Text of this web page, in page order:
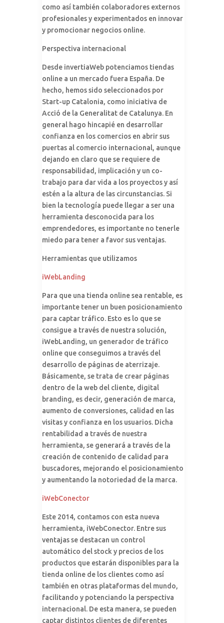
como así también colaboradores externos
profesionales y experimentados en innovar
y promocionar negocios online.
Perspectiva internacional
Desde invertiaWeb potenciamos tiendas
online a un mercado fuera España. De
hecho, hemos sido seleccionados por
Start-up Catalonia, como iniciativa de
Acció de la Generalitat de Catalunya. En
general hago hincapié en desarrollar
confianza en los comercios en abrir sus
puertas al comercio internacional, aunque
dejando en claro que se requiere de
responsabilidad, implicación y un co-
trabajo para dar vida a los proyectos y así
estén a la altura de las circunstancias. Si
bien la tecnología puede llegar a ser una
herramienta desconocida para los
emprendedores, es importante no tenerle
miedo para tener a favor sus ventajas.
Herramientas que utilizamos
iWebLanding
Para que una tienda online sea rentable, es
importante tener un buen posicionamiento
para captar tráfico. Esto es lo que se
consigue a través de nuestra solución,
iWebLanding, un generador de tráfico
online que conseguimos a través del
desarrollo de páginas de aterrizaje.
Básicamente, se trata de crear páginas
dentro de la web del cliente, digital
branding, es decir, generación de marca,
aumento de conversiones, calidad en las
visitas y confianza en los usuarios. Dicha
rentabilidad a través de nuestra
herramienta, se generará a través de la
creación de contenido de calidad para
buscadores, mejorando el posicionamiento
y aumentando la notoriedad de la marca.
iWebConector
Este 2014, contamos con esta nueva
herramienta, iWebConector. Entre sus
ventajas se destacan un control
automático del stock y precios de los
productos que estarán disponibles para la
tienda online de los clientes como así
también en otras plataformas del mundo,
facilitando y potenciando la perspectiva
internacional. De esta manera, se pueden
captar distintos clientes de diferentes